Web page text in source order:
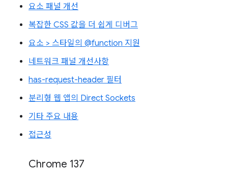
요소 패널 개선
복잡한 CSS 값을 더 쉽게 디버그
요소 > 스타일의 @function 지원
네트워크 패널 개선사항
has-request-header 필터
분리형 웹 앱의 Direct Sockets
기타 주요 내용
접근성
Chrome 137